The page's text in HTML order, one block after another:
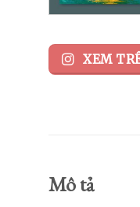
XEM
Mô tả